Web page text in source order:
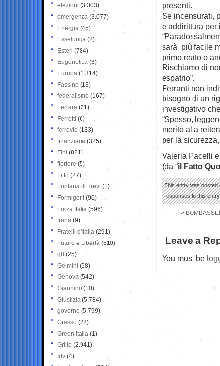
presenti.
Se incensurati,
e addirittura per
sarà più facile
primo reato o
Rischiamo di
espatrio”.
Ferranti non
bisogno di un
investigativo
“Spesso,
merito alla
per la
Valeria Pacelli
(da “il Fatto
This entry was posted
responses to this
«
Leave a
You must be
elezioni (3.303)
emergenza (3.077)
Energia (45)
Esselunga (2)
Esteri (784)
Eugenetica (3)
Europa (1.314)
Fassino (13)
federalismo (167)
Ferrara (21)
Ferretti (6)
ferrovie (133)
finanziaria (325)
Fini (821)
fioriere (5)
Fitto (27)
Fontana di Trevi (1)
Formigoni (90)
Forza Italia (596)
frana (9)
Fratelli d'Italia (291)
Futuro e Libertà (510)
g8 (25)
Gelmini (68)
Genova (542)
Giannino (10)
Giustizia (5.784)
governo (5.799)
Grasso (22)
Green Italia (1)
Grillo (2.941)
Idv (4)